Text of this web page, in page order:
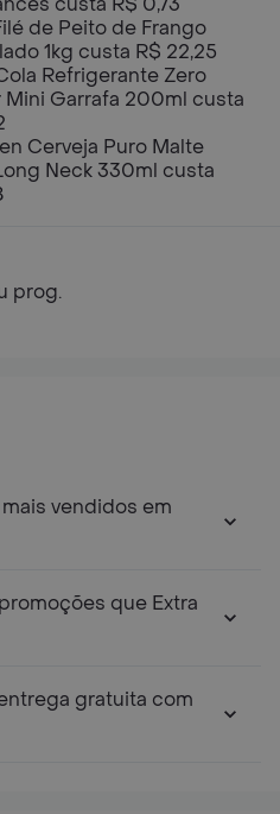
de Peito de Frango
1kg custa R$ 22,25
Refrigerante Zero
Mini Garrafa 200ml custa
Cerveja Puro Malte
Neck 330ml custa
prog.
vendidos em
que Extra
gratuita com